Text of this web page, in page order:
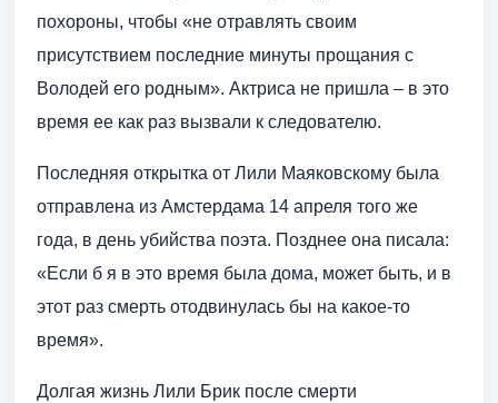
похороны, чтобы «не отравлять своим
присутствием последние минуты прощания с
Володей его родным». Актриса не пришла – в это
время ее как раз вызвали к следователю.
Последняя открытка от Лили Маяковскому была
отправлена из Амстердама 14 апреля того же
года, в день убийства поэта. Позднее она писала:
«Если б я в это время была дома, может быть, и в
этот раз смерть отодвинулась бы на какое-то
время».
Долгая жизнь Лили Брик после смерти